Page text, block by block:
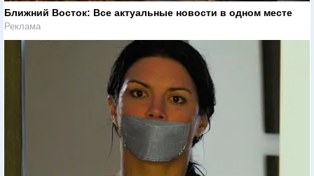
Ближний Восток: Все актуальные новости в одном месте
Реклама